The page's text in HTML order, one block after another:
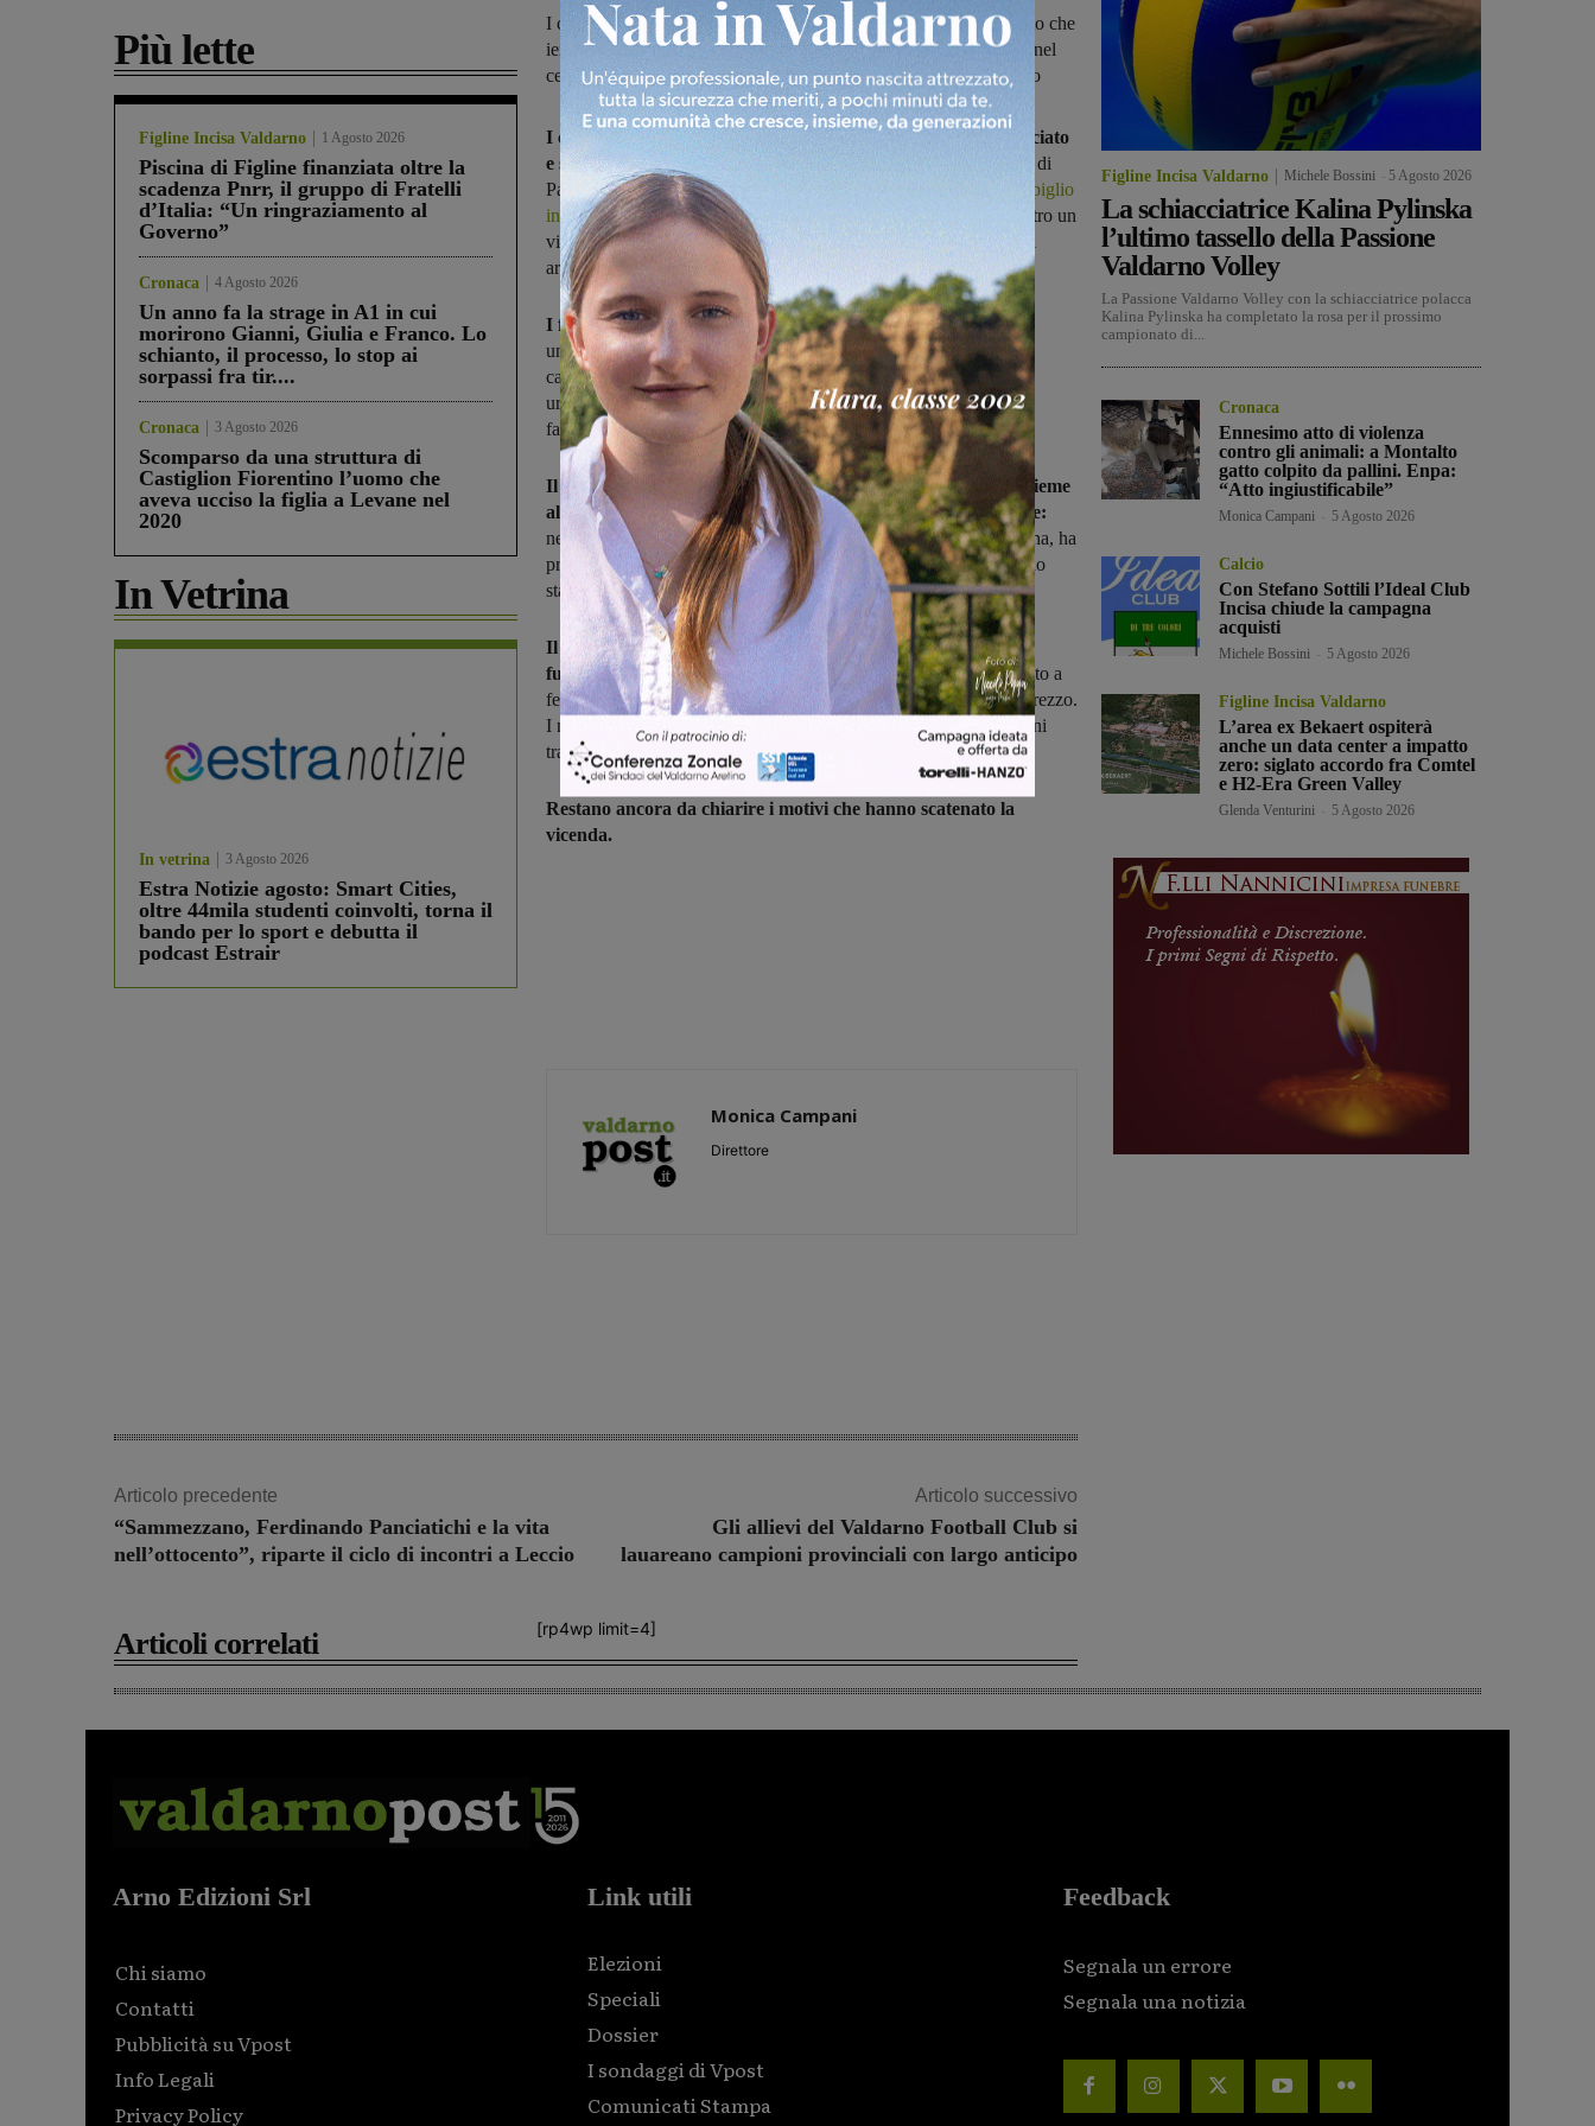
Più lette
Figline Incisa Valdarno 1 Agosto 2026
Piscina di Figline finanziata oltre la
scadenza Pnrr, il gruppo di Fratelli
d’Italia: “Un ringraziamento al
Governo”
Cronaca 4 Agosto 2026
Un anno fa la strage in A1 in cui
morirono Gianni, Giulia e Franco. Lo
schianto, il processo, lo stop ai
sorpassi fra tir....
Cronaca 3 Agosto 2026
Scomparso da una struttura di
Castiglion Fiorentino l’uomo che
aveva ucciso la figlia a Levane nel
2020
In Vetrina
In vetrina 3 Agosto 2026
Estra Notizie agosto: Smart Cities,
oltre 44mila studenti coinvolti, torna il
bando per lo sport e debutta il
podcast Estrair
I carabinieri hanno sottoposto a fermo di indiziato di delitto l’uomo che
ieri sera ha sparato un colpo di pistola all’interno del condominio nel
centro storico di Castelfranco. Ancora non chiari i motivi del gesto
I carabinieri della compagnia di San Giovanni hanno rintracciato
e sottoposto a fermo di indiziato di delitto il 31enne
, originario di
Palermo, disoccupato e pregiudicato, che ieri sera ha creato scompiglio
in un condominio del centro storico di Castelfranco
sparando contro un
vicino. L'accusa per lui è tentato omicidio e detenziona abusiva di
arma.
I fatti risalgono alle 22.00 di ieri sera.L'uomo, in compagnia di
un'altra persona, armato di pistola calibro 7.65 ha suonato il
campanello del vicino di casa, un 52enne originario del Marocco,
urlandogli contro "uccido tutti nel palazzo a cominciare dalla sua
famiglia".
Il genero del 52enne, 44 anni, muratore e presente in casa insieme
alla moglie e alla suocera, ha tentato di disarmare l'aggressore:
nella colluttazione è partito un colpo di pistola che però, per fortuna, ha
preso solo di striscio l'uomo. Le lesioni tra la gola e l'orecchio sono
state curate al pronto soccorso della Gruccia.
Il 31 enne, insieme all'altra persona che lo accompagnava, è
fuggito ma è stato rintracciato poco dopo dai carabinieri, sottoposto a
fermo di indiziato di delitto e portato nella casa circondariale di Arezzo.
I militari adesso stanno ricercando l'altro, riuscito a far perdere ogni
traccia, e la pistola con la quale è stato ferito il muratore.
Restano ancora da chiarire i motivi che hanno scatenato la
vicenda.
Monica Campani
Direttore
Articolo precedente
“Sammezzano, Ferdinando Panciatichi e la vita
nell’ottocento”, riparte il ciclo di incontri a Leccio
Articolo successivo
Gli allievi del Valdarno Football Club si
lauareano campioni provinciali con largo anticipo
[rp4wp limit=4]
Articoli correlati
Figline Incisa Valdarno Michele Bossini 5 Agosto 2026
La schiacciatrice Kalina Pylinska
l’ultimo tassello della Passione
Valdarno Volley
La Passione Valdarno Volley con la schiacciatrice polacca
Kalina Pylinska ha completato la rosa per il prossimo
campionato di...
Cronaca
Ennesimo atto di violenza
contro gli animali: a Montalto
gatto colpito da pallini. Enpa:
“Atto ingiustificabile”
Monica Campani 5 Agosto 2026
Calcio
Con Stefano Sottili l’Ideal Club
Incisa chiude la campagna
acquisti
Michele Bossini 5 Agosto 2026
Figline Incisa Valdarno
L’area ex Bekaert ospiterà
anche un data center a impatto
zero: siglato accordo fra Comtel
e H2-Era Green Valley
Glenda Venturini 5 Agosto 2026
Arno Edizioni Srl
Chi siamo
Contatti
Pubblicità su Vpost
Info Legali
Privacy Policy
Link utili
Elezioni
Speciali
Dossier
I sondaggi di Vpost
Comunicati Stampa
Feedback
Segnala un errore
Segnala una notizia